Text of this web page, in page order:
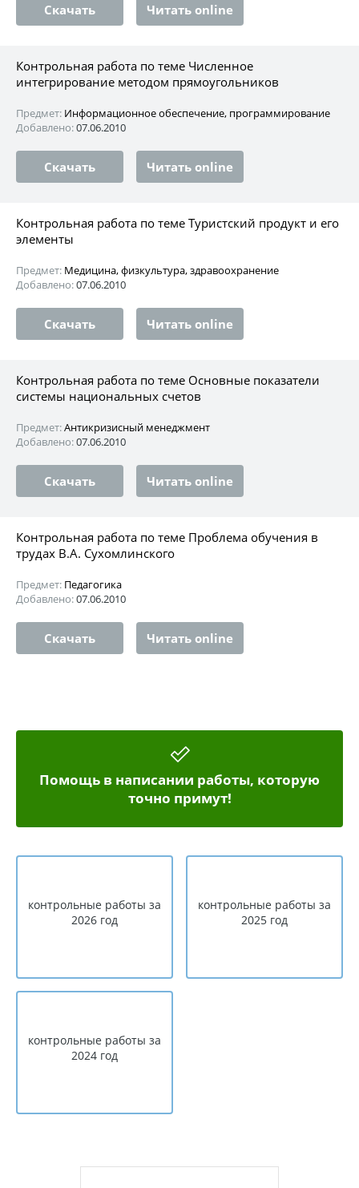
Скачать Читать online
Контрольная работа по теме Численное
интегрирование методом прямоугольников
Предмет: Информационное обеспечение, программирование
Добавлено:07.06.2010
Скачать Читать online
Контрольная работа по теме Туристский продукт и его
элементы
Предмет: Медицина, физкультура, здравоохранение
Добавлено:07.06.2010
Скачать Читать online
Контрольная работа по теме Основные показатели
системы национальных счетов
Предмет:Антикризисный менеджмент
Добавлено:07.06.2010
Скачать Читать online
Контрольная работа по теме Проблема обучения в
трудах В.А. Сухомлинского
Предмет: Педагогика
Добавлено:07.06.2010
Скачать Читать online
Помощь в написании работы, которую
точно примут!
контрольные работы за
2026 год
контрольные работы за
2025 год
контрольные работы за
2024 год